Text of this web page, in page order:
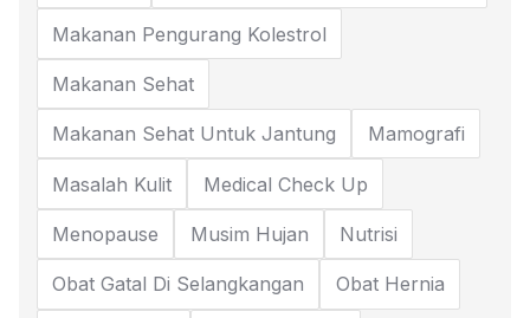
Makanan Pengurang Kolestrol
Makanan Sehat
Makanan Sehat Untuk Jantung Mamografi
Masalah Kulit Medical Check Up
Menopause Musim Hujan Nutrisi
Obat Gatal Di Selangkangan Obat Hernia